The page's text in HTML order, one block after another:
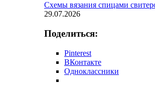
Схемы вязания спицами
29.07.2026
Поделиться:
Pinterest
ВКонтакте
Одноклассники